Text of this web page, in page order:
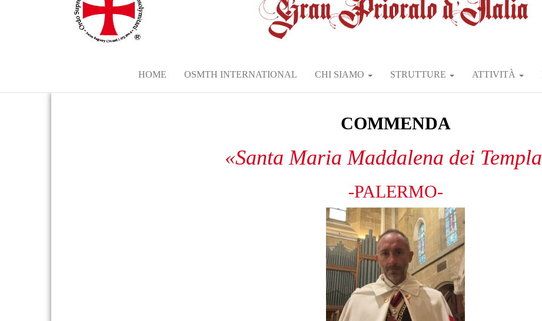
HOME OSMTH INTERNATIONAL CHI SIAMO STRUTTURE ATTIVITÀ
COMMENDA
«Santa Maria Maddalena dei
-PALERMO-